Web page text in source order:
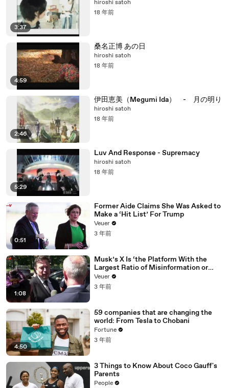
3:37
hiroshi satoh
18 年前
4:59
桑名正博 あの日
hiroshi satoh
18 年前
2:46
伊田恵美（Megumi Ida） - 月の明り
hiroshi satoh
18 年前
5:29
Luv And Response - Supremacy
hiroshi satoh
18 年前
0:51
Former Aide Claims She Was Asked to
Make a ‘Hit List’ For Trump
Veuer
3 年前
1:08
Musk’s X Is ‘the Platform With the
Largest Ratio of Misinformation or
Disinformation’ Amongst All Social
Media Platforms
Veuer
3 年前
4:50
59 companies that are changing the
world: From Tesla to Chobani
Fortune
3 年前
3 Things to Know About Coco Gauff's
Parents
People